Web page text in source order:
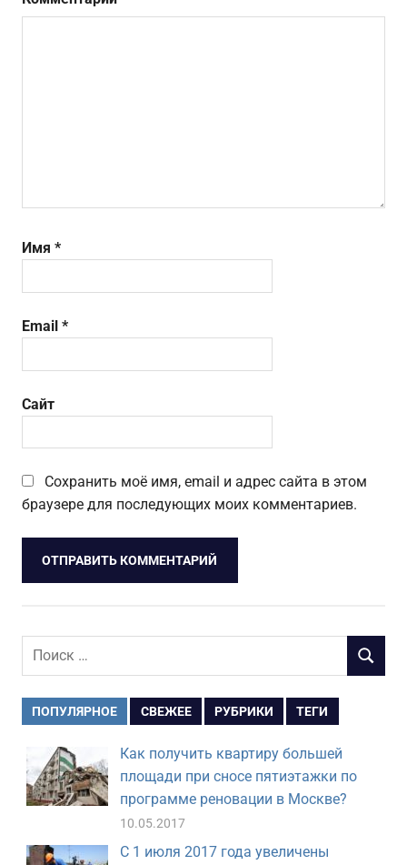
Имя *
Email *
Сайт
Сохранить моё имя, email и адрес сайта в этом
браузере для последующих моих комментариев.
Поиск
ПОИСК
ПОПУЛЯРНОЕ СВЕЖЕЕ РУБРИКИ ТЕГИ
Как получить квартиру большей
площади при сносе пятиэтажки по
программе реновации в Москве?
10.05.2017
С 1 июля 2017 года увеличены